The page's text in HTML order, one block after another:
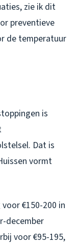
zie ik dit
preventieve
de temperatuur
is
Dat is
vormt
€150-200 in
december
voor €95-195,